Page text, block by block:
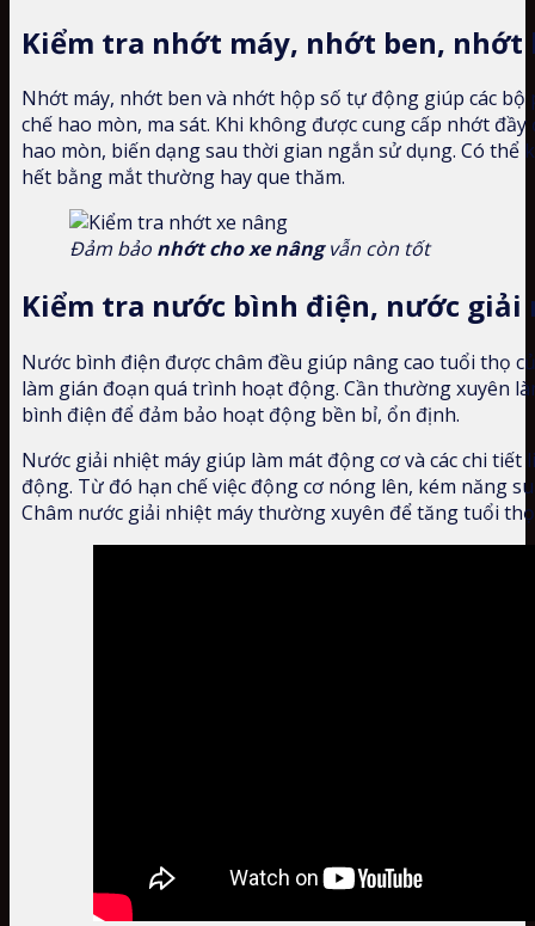
Kiểm tra nhớt máy, nhớt ben, nhớt
Nhớt máy, nhớt ben và nhớt hộp số tự động giúp các
chế hao mòn, ma sát. Khi không được cung cấp nhớt
hao mòn, biến dạng sau thời gian ngắn sử dụng. Có
hết bằng mắt thường hay que thăm.
Đảm bảo nhớt cho xe nângvẫn còn tốt
Kiểm tra nước bình điện, nước giải
Nước bình điện được châm đều giúp nâng cao tuổi thọ
làm gián đoạn quá trình hoạt động. Cần thường xuyên
bình điện để đảm bảo hoạt động bền bỉ, ổn định.
Nước giải nhiệt máy giúp làm mát động cơ và các chi tiết
động. Từ đó hạn chế việc động cơ nóng lên, kém năng
Châm nước giải nhiệt máy thường xuyên để tăng tuổi